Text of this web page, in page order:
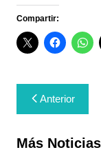
Compartir:
Navegación
de
entradas
Anterior
Más Noticias